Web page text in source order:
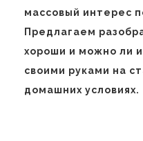
массовый интерес
Предлагаем
хороши и можно ли
своими руками на
домашних условиях.